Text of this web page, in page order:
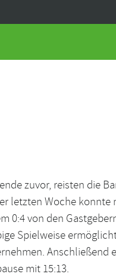
zuvor, reisten die
letzten Woche konnte
0:4 von den
Spielweise
Anschließend
mit 15:13.